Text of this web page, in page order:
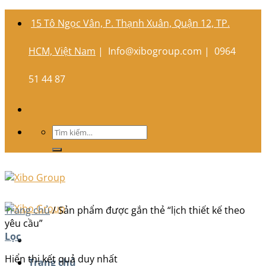
15 Tô Ngọc Vân, P. Thạnh Xuân, Quận 12, TP.
HCM, Việt Nam | Info@xibogroup.com | 0964
51 44 87
Tìm
Trang chủ
Trang chủ/Sản phẩm được gắn thẻ “lịch thiết kế theo
yêu cầu”
Lọc
Hiển thị kết quả duy nhất